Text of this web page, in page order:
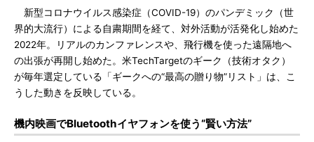
新型コロナウイルス感染症（COVID-19）のパンデミック（世
界的大流行）による自粛期間を経て、対外活動が活発化し始めた
2022年。リアルのカンファレンスや、飛行機を使った遠隔地へ
の出張が再開し始めた。米TechTargetのギーク（技術オタク）
が毎年選定している「ギークへの“最高の贈り物”リスト」は、こ
うした動きを反映している。
機内映画でBluetoothイヤフォンを使う“賢い方法”